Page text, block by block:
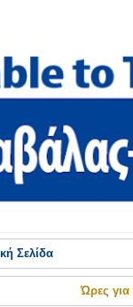
Σελίδα
Ώρες για